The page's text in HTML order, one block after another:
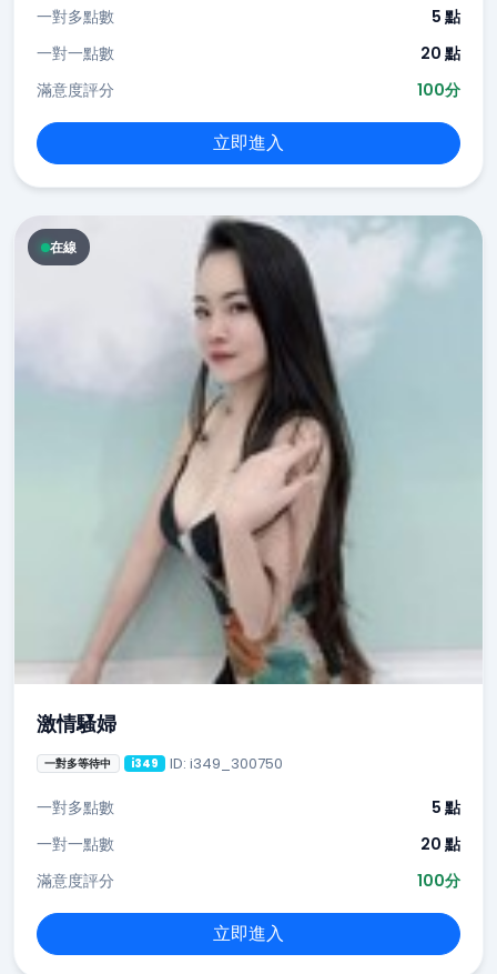
一對多點數
5 點
一對一點數
20 點
滿意度評分
100分
立即進入
在線
激情騷婦
一對多等待中 i349 ID: i349_300750
一對多點數
5 點
一對一點數
20 點
滿意度評分
100分
立即進入